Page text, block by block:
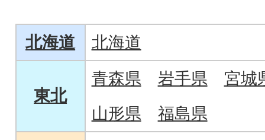
北海道 北海道
東北
青森県 岩手県
宮城
山形県
福島県